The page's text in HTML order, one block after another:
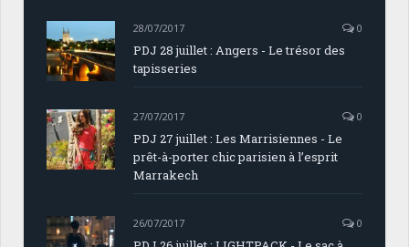
28/07/2017 0
PDJ 28 juillet : Angers - Le trésor des
tapisseries
27/07/2017 0
PDJ 27 juillet : Les Marrisiennes - Le
prêt-à-porter chic parisien à l’esprit
Marrakech
26/07/2017 0